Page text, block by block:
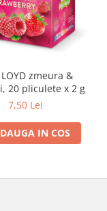
20 pliculete x 2 g
7,50 Lei
IN COS